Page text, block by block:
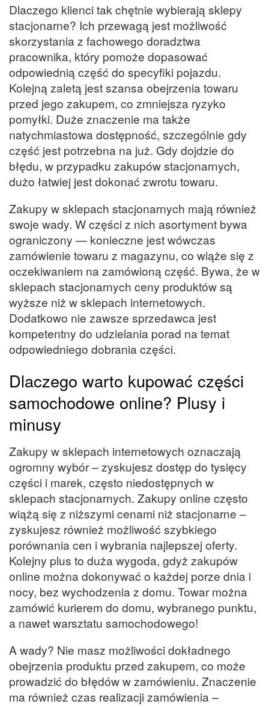
Dlaczego klienci tak chętnie wybierają sklepy
stacjonarne? Ich przewagą jest możliwość
skorzystania z fachowego doradztwa
pracownika, który pomoże dopasować
odpowiednią część do specyfiki pojazdu.
Kolejną zaletą jest szansa obejrzenia towaru
przed jego zakupem, co zmniejsza ryzyko
pomyłki. Duże znaczenie ma także
natychmiastowa dostępność, szczególnie gdy
część jest potrzebna na już. Gdy dojdzie do
błędu, w przypadku zakupów stacjonarnych,
dużo łatwiej jest dokonać zwrotu towaru.
Zakupy w sklepach stacjonarnych mają również
swoje wady. W części z nich asortyment bywa
ograniczony — konieczne jest wówczas
zamówienie towaru z magazynu, co wiąże się z
oczekiwaniem na zamówioną część. Bywa, że w
sklepach stacjonarnych ceny produktów są
wyższe niż w sklepach internetowych.
Dodatkowo nie zawsze sprzedawca jest
kompetentny do udzielania porad na temat
odpowiedniego dobrania części.
Dlaczego warto kupować części
samochodowe online? Plusy i
minusy
Zakupy w sklepach internetowych oznaczają
ogromny wybór – zyskujesz dostęp do tysięcy
części i marek, często niedostępnych w
sklepach stacjonarnych. Zakupy online często
wiążą się z niższymi cenami niż stacjonarne –
zyskujesz również możliwość szybkiego
porównania cen i wybrania najlepszej oferty.
Kolejny plus to duża wygoda, gdyż zakupów
online można dokonywać o każdej porze dnia i
nocy, bez wychodzenia z domu. Towar można
zamówić kurierem do domu, wybranego punktu,
a nawet warsztatu samochodowego!
A wady? Nie masz możliwości dokładnego
obejrzenia produktu przed zakupem, co może
prowadzić do błędów w zamówieniu. Znaczenie
ma również czas realizacji zamówienia –